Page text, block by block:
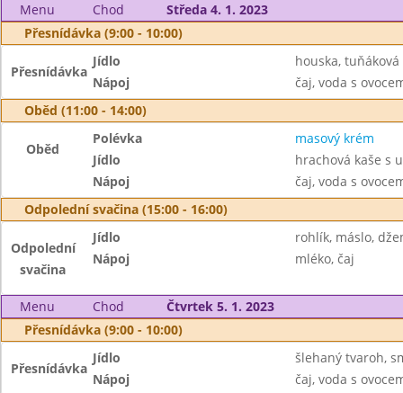
Menu Chod
Středa 4. 1. 2023
Přesnídávka (9:00 - 10:00)
Přesnídávka
Jídlo
houska,
Nápoj
čaj, voda s
Oběd (11:00 - 14:00)
Oběd
Polévka
masový krém
Jídlo
hrachová kaše s
Nápoj
čaj, voda s
Odpolední svačina (15:00 - 16:00)
Odpolední
svačina
Jídlo
rohlík, máslo,
Nápoj
mléko, čaj
Menu Chod
Čtvrtek 5. 1. 2023
Přesnídávka (9:00 - 10:00)
Přesnídávka
Jídlo
šlehaný tvaroh,
Nápoj
čaj, voda s